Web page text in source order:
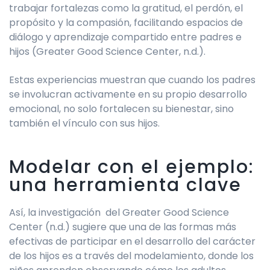
trabajar fortalezas como la gratitud, el perdón, el
propósito y la compasión, facilitando espacios de
diálogo y aprendizaje compartido entre padres e
hijos (Greater Good Science Center, n.d.).
Estas experiencias muestran que cuando los padres
se involucran activamente en su propio desarrollo
emocional, no solo fortalecen su bienestar, sino
también el vínculo con sus hijos.
Modelar con el ejemplo:
una herramienta clave
Así, la investigación del Greater Good Science
Center (n.d.) sugiere que una de las formas más
efectivas de participar en el desarrollo del carácter
de los hijos es a través del modelamiento, donde los